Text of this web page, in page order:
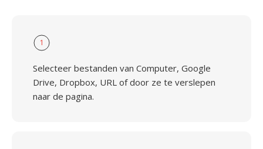
1
Selecteer bestanden van Computer, Google
Drive, Dropbox, URL of door ze te verslepen
naar de pagina.